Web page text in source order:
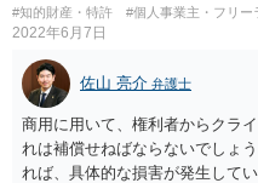
#知的財産・特許 #個人事業主・フリー
2022年6月7日
佐山 亮介 弁護士
商用に用いて、権利者からクラ
れは補償せねばならないでしょ
れば、具体的な損害が発生して